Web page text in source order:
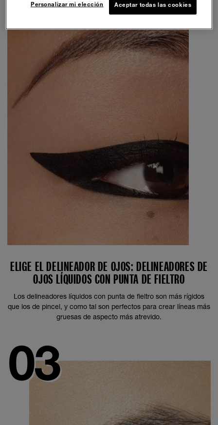
ELIGE EL DELINEADOR DE OJOS: DELINEADORES DE
OJOS LÍQUIDOS CON PUNTA DE FIELTRO
Los delineadores líquidos con punta de fieltro son más rígidos
que los de pincel, y como tal son perfectos para crear líneas más
gruesas de aspecto más atrevido.
Aceptar todas las cookies
Personalizar mi elección